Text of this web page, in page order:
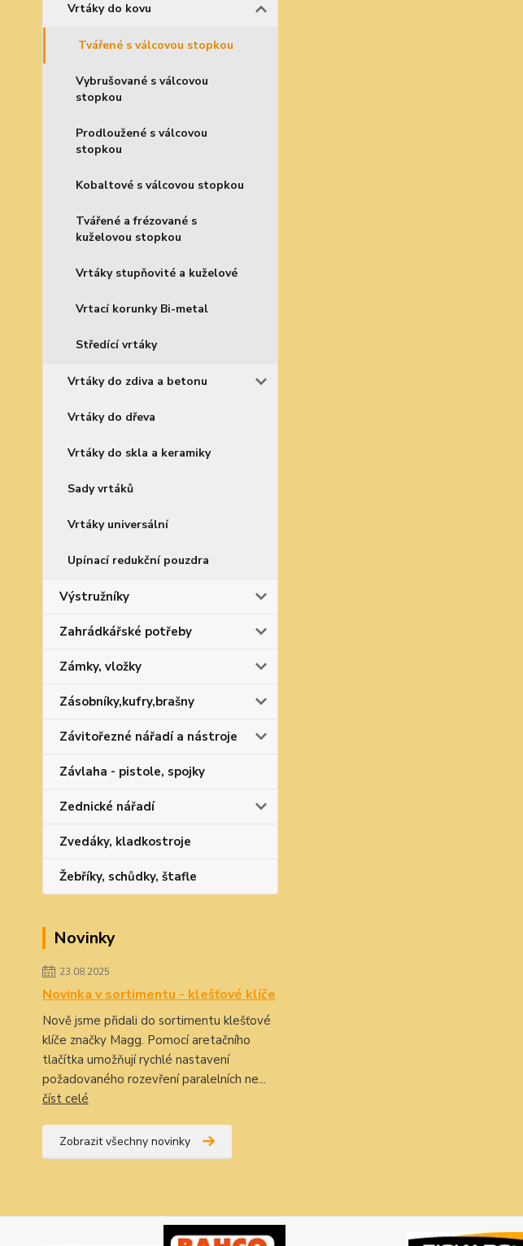
Vrtáky do kovu
Tvářené s válcovou stopkou
Vybrušované s válcovou
stopkou
Prodloužené s válcovou
stopkou
Kobaltové s válcovou stopkou
Tvářené a frézované s
kuželovou stopkou
Vrtáky stupňovité a kuželové
Vrtací korunky Bi-metal
Středící vrtáky
Vrtáky do zdiva a betonu
Vrtáky do dřeva
Vrtáky do skla a keramiky
Sady vrtáků
Vrtáky universální
Upínací redukční pouzdra
Výstružníky
Zahrádkářské potřeby
Zámky, vložky
Zásobníky,kufry,brašny
Závitořezné nářadí a nástroje
Závlaha - pistole, spojky
Zednické nářadí
Zvedáky, kladkostroje
Žebříky, schůdky, štafle
Novinky
23.08.2025
Novinka v sortimentu - klešťové klíče
Nově jsme přidali do sortimentu klešťové
klíče značky Magg. Pomocí aretačního
tlačítka umožňují rychlé nastavení
požadovaného rozevření paralelních ne...
číst celé
Zobrazit všechny novinky